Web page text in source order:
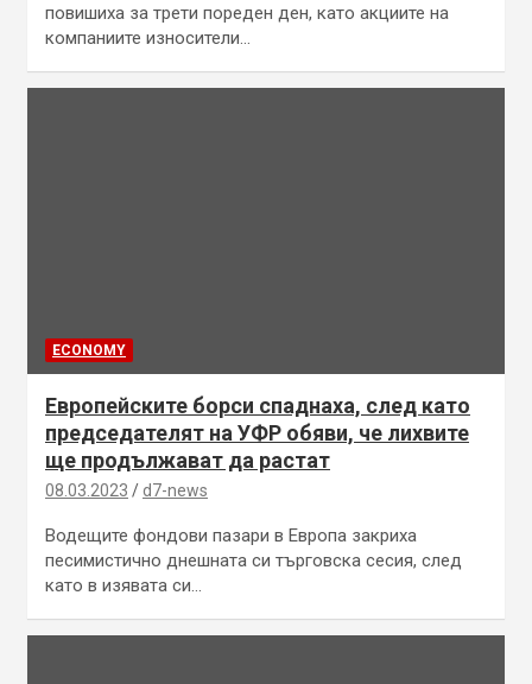
повишиха за трети пореден ден, като акциите на
компаниите износители…
ECONOMY
Европейските борси спаднаха, след като
председателят на УФР обяви, че лихвите
ще продължават да растат
08.03.2023 d7-news
Водещите фондови пазари в Европа закриха
песимистично днешната си търговска сесия, след
като в изявата си…